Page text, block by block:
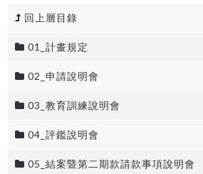
回上層目錄
01_計畫規定
02_申請說明會
03_教育訓練說明會
04_評鑑說明會
05_結案暨第二期款請款事項說明會